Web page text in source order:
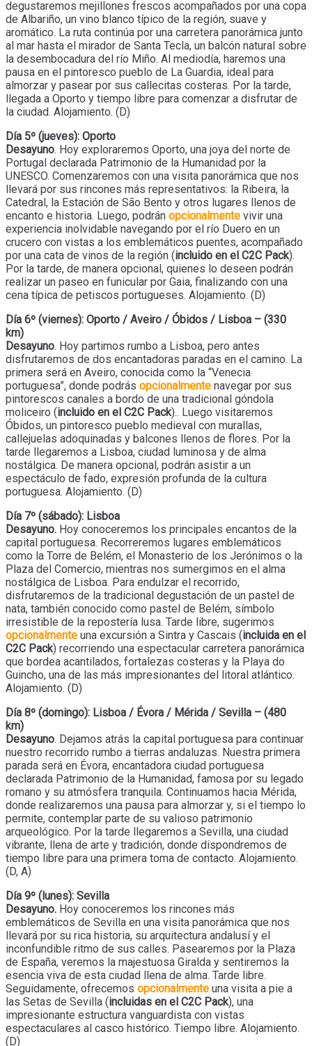
degustaremos mejillones frescos acompañados por una copa
de Albariño, un vino blanco típico de la región, suave y
aromático. La ruta continúa por una carretera panorámica junto
al mar hasta el mirador de Santa Tecla, un balcón natural sobre
la desembocadura del río Miño. Al mediodía, haremos una
pausa en el pintoresco pueblo de La Guardia, ideal para
almorzar y pasear por sus callecitas costeras. Por la tarde,
llegada a Oporto y tiempo libre para comenzar a disfrutar de
la ciudad. Alojamiento. (D)
Día 5º (jueves): Oporto
Desayuno. Hoy exploraremos Oporto, una joya del norte de
Portugal declarada Patrimonio de la Humanidad por la
UNESCO. Comenzaremos con una visita panorámica que nos
llevará por sus rincones más representativos: la Ribeira, la
Catedral, la Estación de São Bento y otros lugares llenos de
encanto e historia. Luego, podrán opcionalmente vivir una
experiencia inolvidable navegando por el río Duero en un
crucero con vistas a los emblemáticos puentes, acompañado
por una cata de vinos de la región (incluido en el C2C Pack).
Por la tarde, de manera opcional, quienes lo deseen podrán
realizar un paseo en funicular por Gaia, finalizando con una
cena típica de petiscos portugueses. Alojamiento. (D)
Día 6º (viernes): Oporto / Aveiro / Óbidos / Lisboa – (330
km)
Desayuno. Hoy partimos rumbo a Lisboa, pero antes
disfrutaremos de dos encantadoras paradas en el camino. La
primera será en Aveiro, conocida como la “Venecia
portuguesa”, donde podrás opcionalmente navegar por sus
pintorescos canales a bordo de una tradicional góndola
moliceiro (incluido en el C2C Pack).. Luego visitaremos
Óbidos, un pintoresco pueblo medieval con murallas,
callejuelas adoquinadas y balcones llenos de flores. Por la
tarde llegaremos a Lisboa, ciudad luminosa y de alma
nostálgica. De manera opcional, podrán asistir a un
espectáculo de fado, expresión profunda de la cultura
portuguesa. Alojamiento. (D)
Día 7º (sábado): Lisboa
Desayuno. Hoy conoceremos los principales encantos de la
capital portuguesa. Recorreremos lugares emblemáticos
como la Torre de Belém, el Monasterio de los Jerónimos o la
Plaza del Comercio, mientras nos sumergimos en el alma
nostálgica de Lisboa. Para endulzar el recorrido,
disfrutaremos de la tradicional degustación de un pastel de
nata, también conocido como pastel de Belém, símbolo
irresistible de la repostería lusa. Tarde libre, sugerimos
opcionalmente una excursión a Sintra y Cascais (incluida en el
C2C Pack) recorriendo una espectacular carretera panorámica
que bordea acantilados, fortalezas costeras y la Playa do
Guincho, una de las más impresionantes del litoral atlántico.
Alojamiento. (D)
Día 8º (domingo): Lisboa / Évora / Mérida / Sevilla – (480
km)
Desayuno. Dejamos atrás la capital portuguesa para continuar
nuestro recorrido rumbo a tierras andaluzas. Nuestra primera
parada será en Évora, encantadora ciudad portuguesa
declarada Patrimonio de la Humanidad, famosa por su legado
romano y su atmósfera tranquila. Continuamos hacia Mérida,
donde realizaremos una pausa para almorzar y, si el tiempo lo
permite, contemplar parte de su valioso patrimonio
arqueológico. Por la tarde llegaremos a Sevilla, una ciudad
vibrante, llena de arte y tradición, donde dispondremos de
tiempo libre para una primera toma de contacto. Alojamiento.
(D, A)
Día 9º (lunes): Sevilla
Desayuno. Hoy conoceremos los rincones más
emblemáticos de Sevilla en una visita panorámica que nos
llevará por su rica historia, su arquitectura andalusí y el
inconfundible ritmo de sus calles. Pasearemos por la Plaza
de España, veremos la majestuosa Giralda y sentiremos la
esencia viva de esta ciudad llena de alma. Tarde libre.
Seguidamente, ofrecemos opcionalmente una visita a pie a
las Setas de Sevilla (incluidas en el C2C Pack), una
impresionante estructura vanguardista con vistas
espectaculares al casco histórico. Tiempo libre. Alojamiento.
(D)